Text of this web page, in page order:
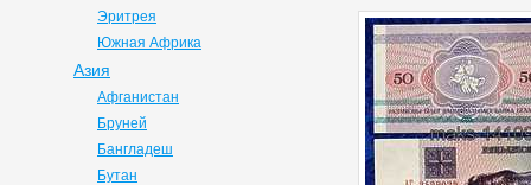
Эритрея
Южная Африка
Азия
Афганистан
Бруней
Бангладеш
Бутан